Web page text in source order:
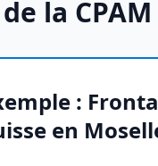
la CPAM
:
en